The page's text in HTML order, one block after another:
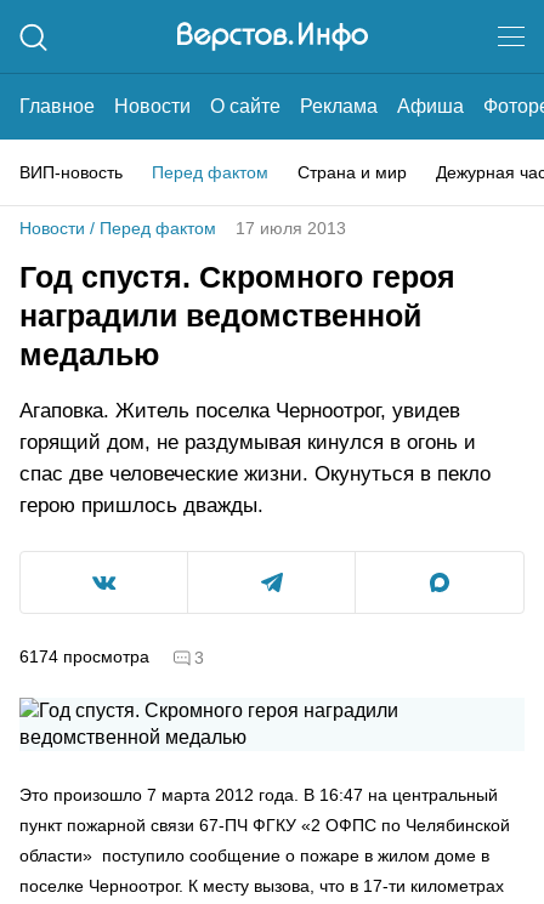
Главное Новости О сайте Реклама Афиша
ВИП-новость Перед фактом Страна и мир Дежурная
Новости / Перед фактом 17 июля 2013
Год спустя. Скромного героя
наградили ведомственной
медалью
Агаповка. Житель поселка Черноотрог, увидев
горящий дом, не раздумывая кинулся в огонь и
спас две человеческие жизни. Окунуться в пекло
герою пришлось дважды.
6174 просмотра 3
Это произошло 7 марта 2012 года. В 16:47 на центральный
пункт пожарной связи 67-ПЧ ФГКУ «2 ОФПС по Челябинской
области» поступило сообщение о пожаре в жилом доме в
поселке Черноотрог. К месту вызова, что в 17-ти километрах